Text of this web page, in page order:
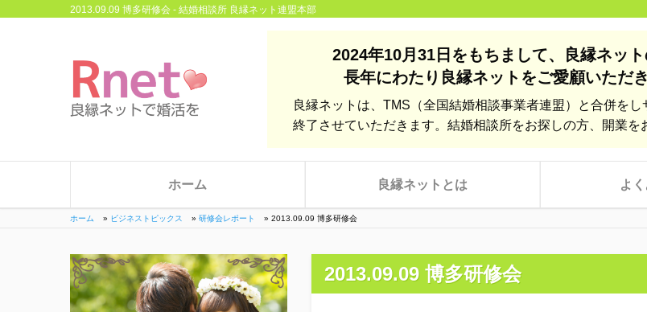
2013.09.09 博多研修会 - 結婚相談所 良縁ネット連盟本部
2024年10月31日をもちまして、
良縁ネッ
長年にわたり良縁ネットをご愛顧いただき
良縁ネットは、TMS（全国結婚相談事業者連盟）と合併を
終了させていただきます。結婚相談所をお探しの方、開業を
ホーム 良縁ネットとは よ
ホーム » ビジネストピックス » 研修会レポート » 2013.09.09 博多研修会
2013.09.09 博多研修会